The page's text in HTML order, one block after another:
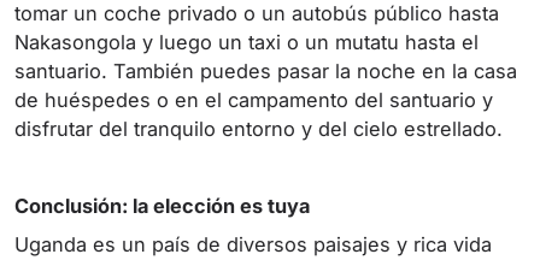
tomar un coche privado o un autobús público hasta
Nakasongola y luego un taxi o un mutatu hasta el
santuario. También puedes pasar la noche en la casa
de huéspedes o en el campamento del santuario y
disfrutar del tranquilo entorno y del cielo estrellado.
Conclusión: la elección es tuya
Uganda es un país de diversos paisajes y rica vida